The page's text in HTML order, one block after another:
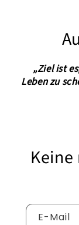
„Ziel ist
Leben zu
E-Mail